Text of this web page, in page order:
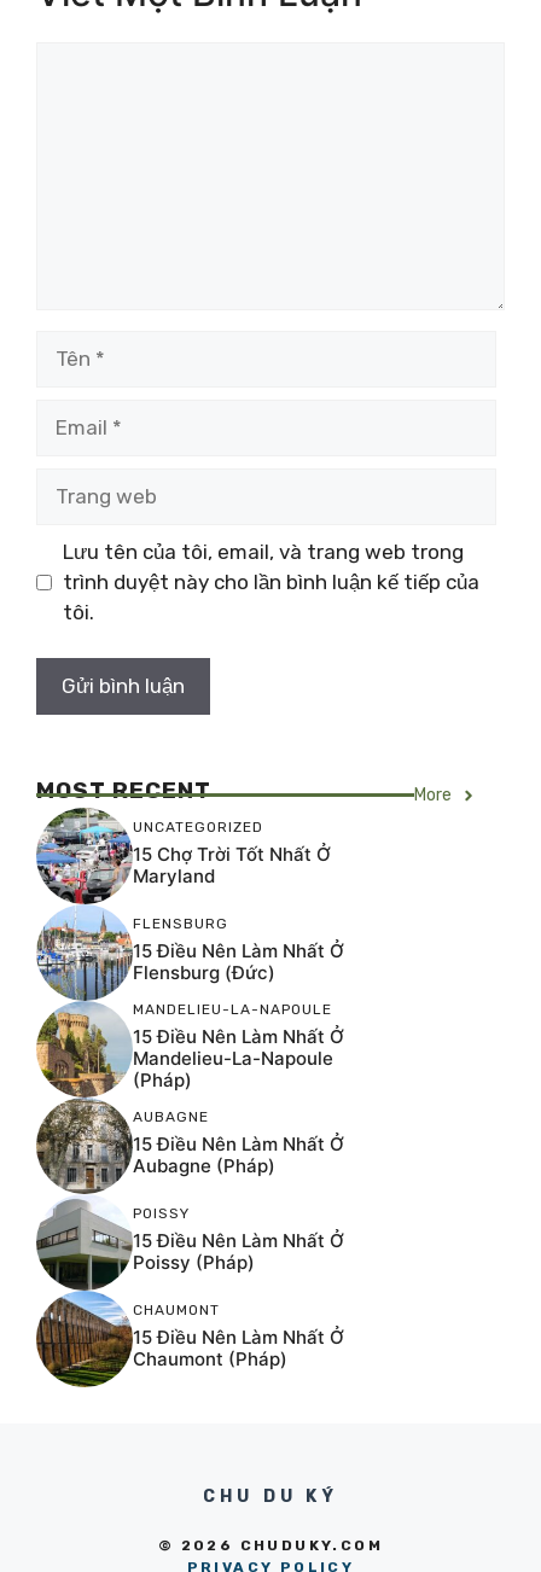
web
Lưu tên của tôi, email, và trang web trong
trình duyệt này cho lần bình luận kế tiếp của
tôi.
MOST RECENT More
UNCATEGORIZED
15 Chợ Trời Tốt Nhất Ở
Maryland
FLENSBURG
15 Điều Nên Làm Nhất Ở
Flensburg (Đức)
MANDELIEU-LA-NAPOULE
15 Điều Nên Làm Nhất Ở
Mandelieu-La-Napoule
(Pháp)
AUBAGNE
15 Điều Nên Làm Nhất Ở
Aubagne (Pháp)
POISSY
15 Điều Nên Làm Nhất Ở
Poissy (Pháp)
CHAUMONT
15 Điều Nên Làm Nhất Ở
Chaumont (Pháp)
CHU DU KÝ
© 2026 CHUDUKY.COM
PRIVACY POLICY